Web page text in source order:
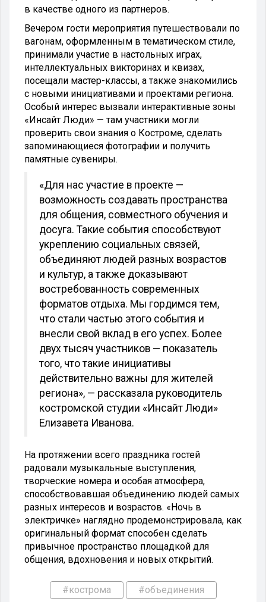
в качестве одного из партнеров.
Вечером гости мероприятия путешествовали по
вагонам, оформленным в тематическом стиле,
принимали участие в настольных играх,
интеллектуальных викторинах и квизах,
посещали мастер-классы, а также знакомились
с новыми инициативами и проектами региона.
Особый интерес вызвали интерактивные зоны
«Инсайт Люди» — там участники могли
проверить свои знания о Костроме, сделать
запоминающиеся фотографии и получить
памятные сувениры.
«Для нас участие в проекте —
возможность создавать пространства
для общения, совместного обучения и
досуга. Такие события способствуют
укреплению социальных связей,
объединяют людей разных возрастов
и культур, а также доказывают
востребованность современных
форматов отдыха. Мы гордимся тем,
что стали частью этого события и
внесли свой вклад в его успех. Более
двух тысяч участников — показатель
того, что такие инициативы
действительно важны для жителей
региона», — рассказала руководитель
костромской студии «Инсайт Люди»
Елизавета Иванова.
На протяжении всего праздника гостей
радовали музыкальные выступления,
творческие номера и особая атмосфера,
способствовавшая объединению людей самых
разных интересов и возрастов. «Ночь в
электричке» наглядно продемонстрировала, как
оригинальный формат способен сделать
привычное пространство площадкой для
общения, вдохновения и новых открытий.
#кострома #объединения